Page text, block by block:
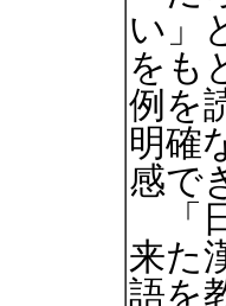
い」
をも
例を
明確
感で
「
来た
語を